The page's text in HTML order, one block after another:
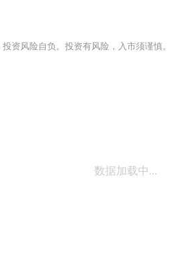
资风险自负。投资有风险，入市须谨慎。
数据加载中...